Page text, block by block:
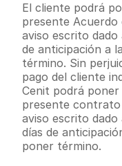
El cliente podrá
presente
aviso escrito dado
de anticipación a
término. Sin
pago del cliente
Cenit podrá
presente
aviso escrito
días de
poner término.